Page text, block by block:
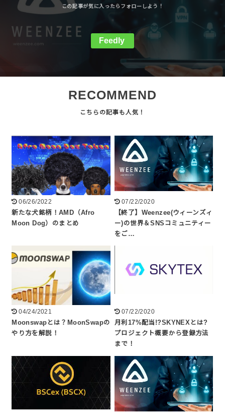
Feedly
RECOMMEND
06/26/2022
新たな犬銘柄！AMD（Afro
Moon Dog）のまとめ
07/22/2020
【終了】Weenzee(ウィーンズィ
ー)の世界＆SNSコミュニティー
をご…
04/24/2021
Moonswapとは？MoonSwapの
やり方を解説！
07/22/2020
月利17%配当!?SKYNEXとは?
プロジェクト概要から登録方法
まで！